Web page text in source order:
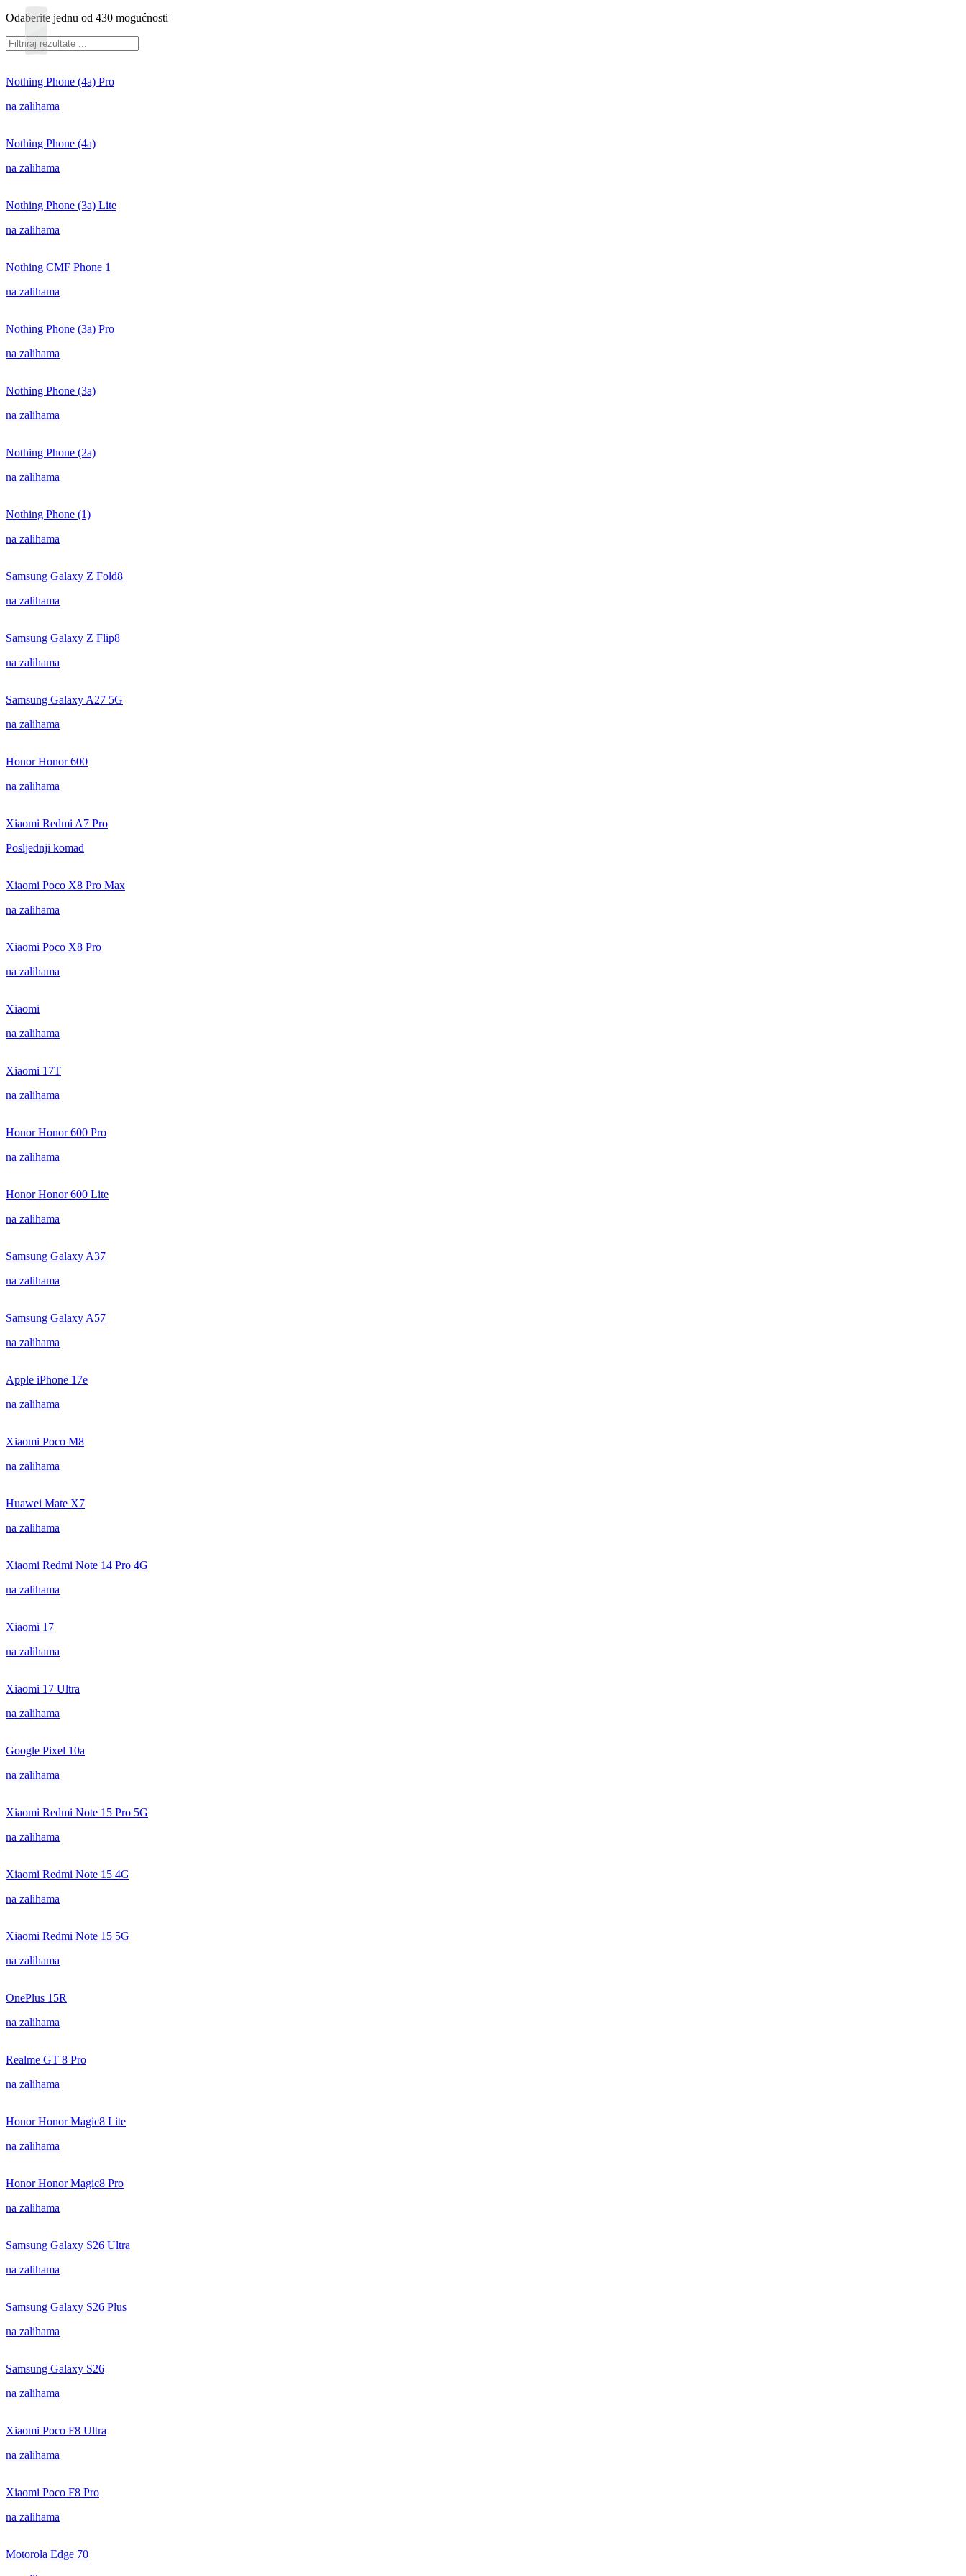
Odaberite jednu od 430 mogućnosti
Nothing Phone (4a) Pro
na zalihama
Nothing Phone (4a)
na zalihama
Nothing Phone (3a) Lite
na zalihama
Nothing CMF Phone 1
na zalihama
Nothing Phone (3a) Pro
na zalihama
Nothing Phone (3a)
na zalihama
Nothing Phone (2a)
na zalihama
Nothing Phone (1)
na zalihama
Samsung Galaxy Z Fold8
na zalihama
Samsung Galaxy Z Flip8
na zalihama
Samsung Galaxy A27 5G
na zalihama
Honor Honor 600
na zalihama
Xiaomi Redmi A7 Pro
Posljednji komad
Xiaomi Poco X8 Pro Max
na zalihama
Xiaomi Poco X8 Pro
na zalihama
Xiaomi
na zalihama
Xiaomi 17T
na zalihama
Honor Honor 600 Pro
na zalihama
Honor Honor 600 Lite
na zalihama
Samsung Galaxy A37
na zalihama
Samsung Galaxy A57
na zalihama
Apple iPhone 17e
na zalihama
Xiaomi Poco M8
na zalihama
Huawei Mate X7
na zalihama
Xiaomi Redmi Note 14 Pro 4G
na zalihama
Xiaomi 17
na zalihama
Xiaomi 17 Ultra
na zalihama
Google Pixel 10a
na zalihama
Xiaomi Redmi Note 15 Pro 5G
na zalihama
Xiaomi Redmi Note 15 4G
na zalihama
Xiaomi Redmi Note 15 5G
na zalihama
OnePlus 15R
na zalihama
Realme GT 8 Pro
na zalihama
Honor Honor Magic8 Lite
na zalihama
Honor Honor Magic8 Pro
na zalihama
Samsung Galaxy S26 Ultra
na zalihama
Samsung Galaxy S26 Plus
na zalihama
Samsung Galaxy S26
na zalihama
Xiaomi Poco F8 Ultra
na zalihama
Xiaomi Poco F8 Pro
na zalihama
Motorola Edge 70